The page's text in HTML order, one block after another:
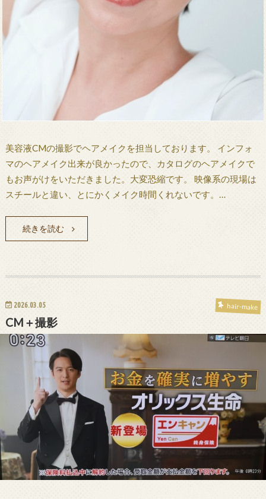
美容液CMの撮影でヘアメイクを担当しております。 インフォ
マのヘアメイク出来が良かったので、カタログのヘアメイクで
もお声がけをいただきました。大変恐縮です。 映像系の現場は
スチールと違い、とにかくメイク時間くれないです。…
続きを読む
2026.03.05 hair-make
CM＋撮影